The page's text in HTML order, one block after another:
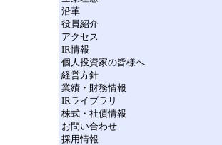
沿革
役員紹介
アクセス
IR情報
個人投資家の皆様へ
経営方針
業績・財務情報
IRライブラリ
株式・社債情報
お問い合わせ
採用情報